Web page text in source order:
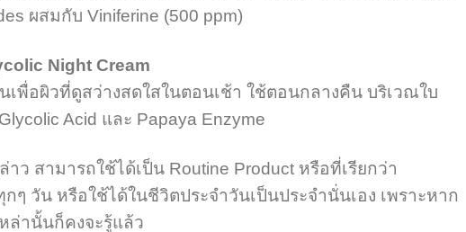
ผสมกับ Viniferine (500 ppm)
Night Cream
พื่อผิวที่ดูสว่างสดใสในตอนเช้า ใช้ตอนกลางคืน บริเวณใบ
Acid และ Papaya Enzyme
สามารถใช้ได้เป็น Routine Product หรือที่เรียกว่า
วัน หรือใช้ได้ในชีวิตประจำวันเป็นประจำนั่นเอง เพราะหาก
านั้นก็คงจะรู้แล้ว